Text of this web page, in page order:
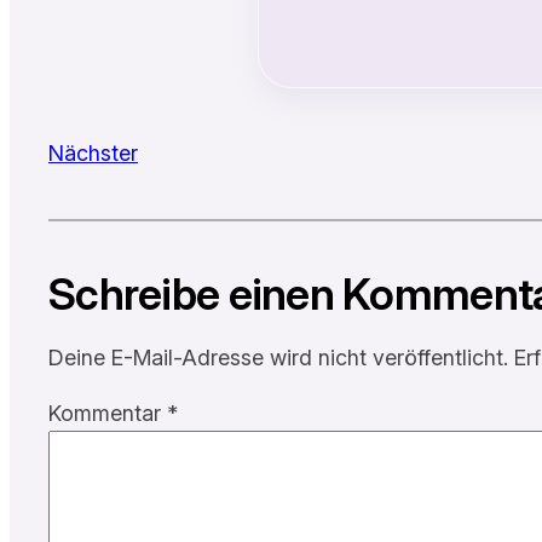
Nächster
Schreibe einen
Deine E-Mail-Adresse wird nicht veröffentlicht.
Kommentar *